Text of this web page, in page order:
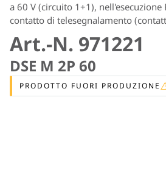
a 60 V (circuito 1+1),
contatto di telesegnalamento
Art.-N. 971221
DSE M 2P 60
PRODOTTO FUORI PRODUZIONE